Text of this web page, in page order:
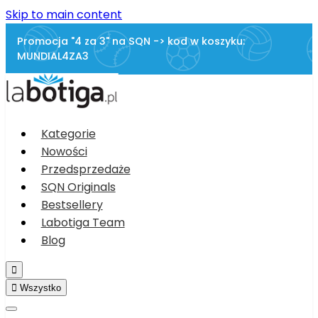
Skip to main content
Promocja "4 za 3" na SQN -> kod w koszyku:
MUNDIAL4ZA3
Kategorie
Nowości
Przedsprzedaże
SQN Originals
Bestsellery
Labotiga Team
Blog

 Wszystko